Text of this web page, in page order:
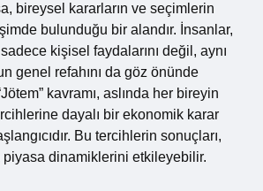
bireysel kararların ve seçimlerin
bulunduğu bir alandır. İnsanlar,
kişisel faydalarını değil, aynı
genel refahını da göz önünde
kavramı, aslında her bireyin
dayalı bir ekonomik karar
Bu tercihlerin sonuçları,
dinamiklerini etkileyebilir.